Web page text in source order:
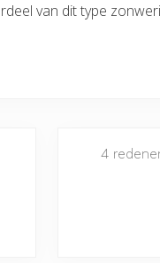
van dit type
4